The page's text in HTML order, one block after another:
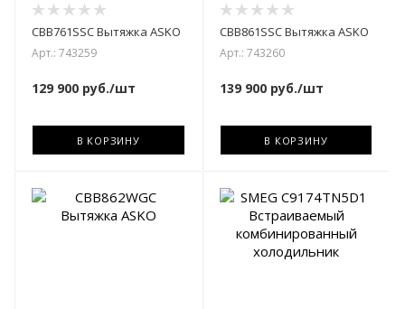
CBB761SSC Вытяжка ASKO
Арт.: 743259
129 900 руб./шт
В КОРЗИНУ
CBB861SSC Вытяжка ASKO
Арт.: 743260
139 900руб./шт
В КОРЗИНУ